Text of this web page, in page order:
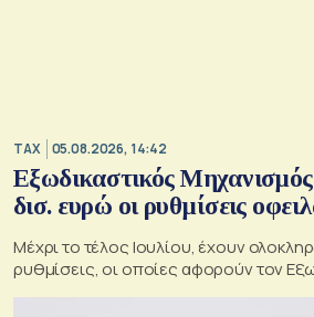
TAX 05.08.2026, 14:42
Εξωδικαστικός
δισ. ευρώ οι ρυθμίσεις
Μέχρι το τέλος Ιουλίου, έχουν
ρυθμίσεις, οι οποίες αφορούν τον